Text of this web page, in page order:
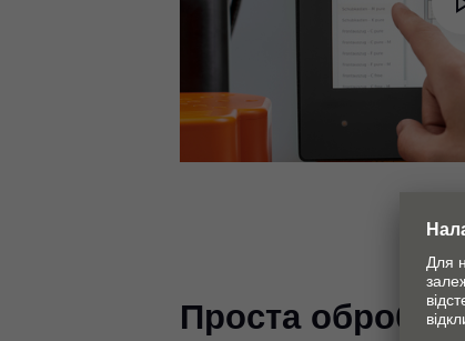
Проста обробка